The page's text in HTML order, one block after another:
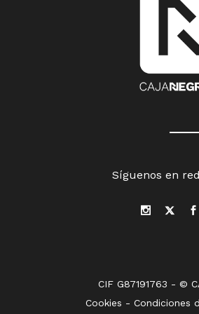
Síguenos en
CIF G87191763 - ©
Cookies - Condiciones